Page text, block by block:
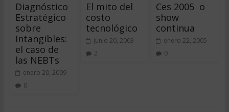
Diagnóstico
Estratégico
sobre
Intangibles:
el caso de
las NEBTs
enero 20, 2009
0
El mito del
costo
tecnológico
junio 20, 2003
2
Ces 2005  o
show
continua
enero 22, 2005
0